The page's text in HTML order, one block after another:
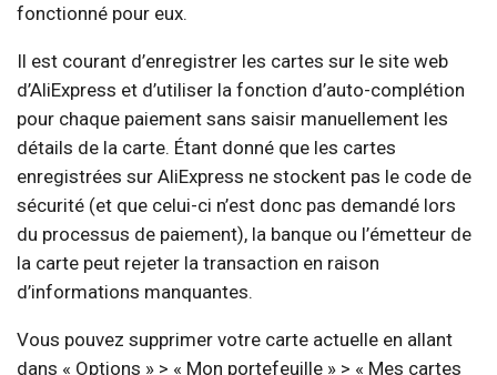
fonctionné pour eux.
Il est courant d’enregistrer les cartes sur le site web
d’AliExpress et d’utiliser la fonction d’auto-complétion
pour chaque paiement sans saisir manuellement les
détails de la carte. Étant donné que les cartes
enregistrées sur AliExpress ne stockent pas le code de
sécurité (et que celui-ci n’est donc pas demandé lors
du processus de paiement), la banque ou l’émetteur de
la carte peut rejeter la transaction en raison
d’informations manquantes.
Vous pouvez supprimer votre carte actuelle en allant
dans « Options » > « Mon portefeuille » > « Mes cartes